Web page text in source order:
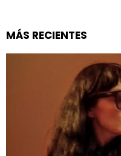
MÁS RECIENTES